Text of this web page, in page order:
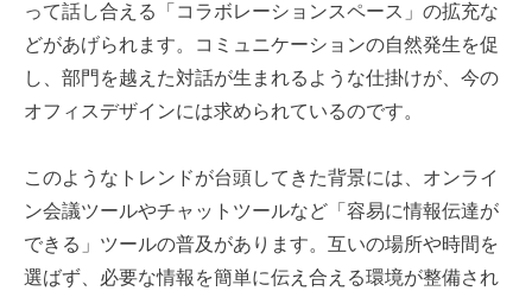
って話し合える「コラボレーションスペース」の拡充な
どがあげられます。コミュニケーションの自然発生を促
し、部門を越えた対話が生まれるような仕掛けが、今の
オフィスデザインには求められているのです。
このようなトレンドが台頭してきた背景には、オンライ
ン会議ツールやチャットツールなど「容易に情報伝達が
できる」ツールの普及があります。互いの場所や時間を
選ばず、必要な情報を簡単に伝え合える環境が整備され